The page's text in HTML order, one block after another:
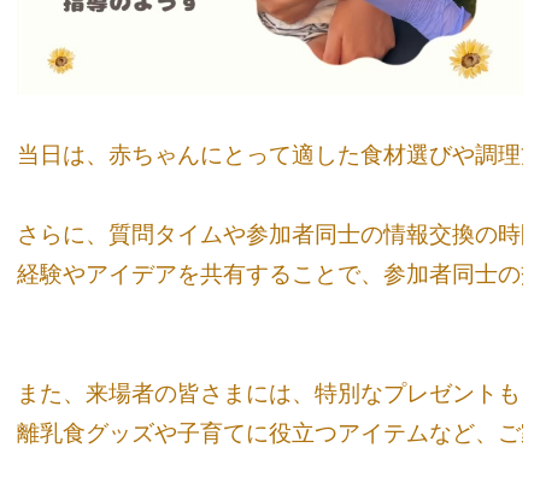
当日は、赤ちゃんにとって適した食材選びや調理
さらに、質問タイムや参加者同士の情報交換の時
経験やアイデアを共有することで、参加者同士の
また、来場者の皆さまには、特別なプレゼントも
離乳食グッズや子育てに役立つアイテムなど、ご